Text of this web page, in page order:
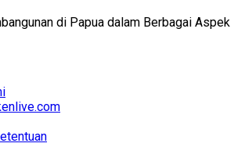
di Papua dalam Berbagai Aspek